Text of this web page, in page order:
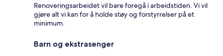
Renoveringsarbeidet vil bare foregå i arbeidstiden. Vi vil
gjøre alt vi kan for å holde støy og forstyrrelser på et
minimum.
Barn og ekstrasenger